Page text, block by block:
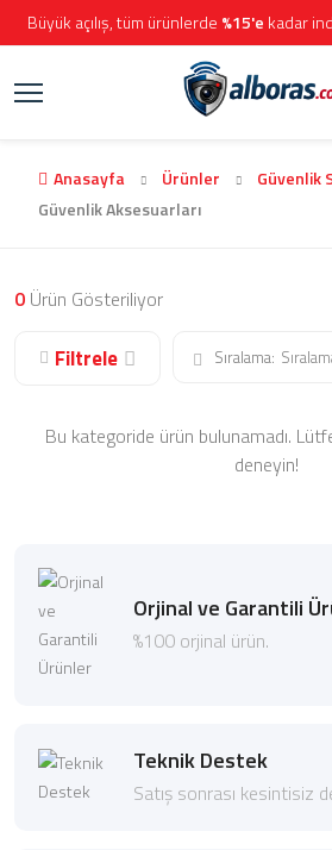
Büyük açılış, tüm ürünlerde %15'e kadar
Anasayfa Ürünler
Güvenlik
Güvenlik Aksesuarları
0 Ürün Gösteriliyor
Filtrele Sıralama:
Bu kategoride ürün bulunamadı.
deneyin!
Orjinal ve Garantili
%100 orjinal ürün.
Teknik Destek
Satış sonrası kesintisiz